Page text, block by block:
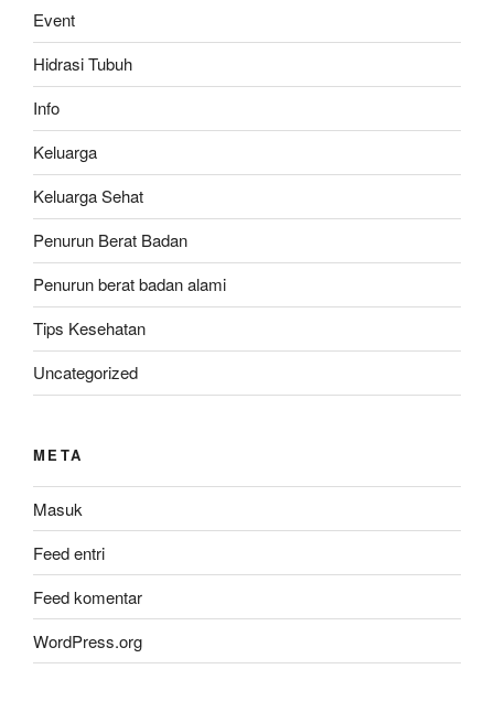
Event
Hidrasi Tubuh
Info
Keluarga
Keluarga Sehat
Penurun Berat Badan
Penurun berat badan alami
Tips Kesehatan
Uncategorized
META
Masuk
Feed entri
Feed komentar
WordPress.org